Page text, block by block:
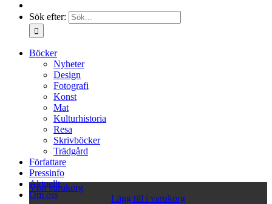
Sök efter:
Böcker
Nyheter
Design
Fotografi
Konst
Mat
Kulturhistoria
Resa
Skrivböcker
Trädgård
Författare
Pressinfo
Aktuellt
Om oss
Visa varukorg
Lägg till i varukorg